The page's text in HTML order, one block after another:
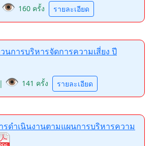
👁️ 160 ครั้ง รายละเอียด
นการบริหารจัดการความเสี่ยง ปี
👁️ 141 ครั้ง รายละเอียด
รดำเนินงานตามแผนการบริหารความ